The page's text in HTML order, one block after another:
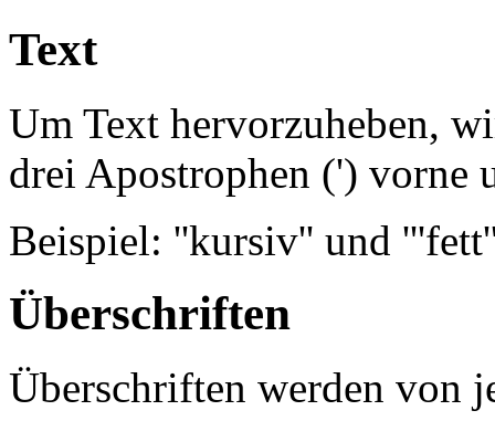
Text
Um Text hervorzuheben,
drei Apostrophen (') vorne
Beispiel: ''kursiv'' und
Überschriften
Überschriften werden von